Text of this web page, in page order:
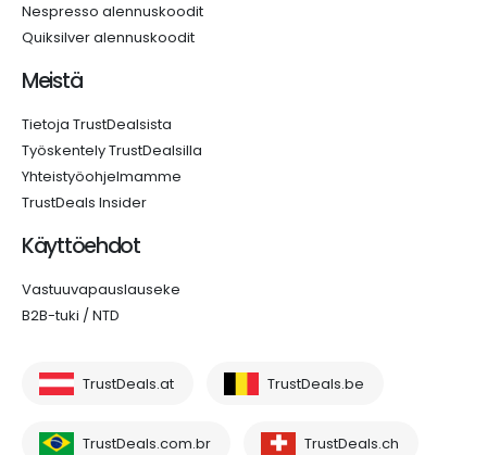
Nespresso alennuskoodit
Quiksilver alennuskoodit
Meistä
Tietoja TrustDealsista
Työskentely TrustDealsilla
Yhteistyöohjelmamme
TrustDeals Insider
Käyttöehdot
Vastuuvapauslauseke
B2B-tuki / NTD
TrustDeals.at TrustDeals.be
TrustDeals.com.br TrustDeals.ch